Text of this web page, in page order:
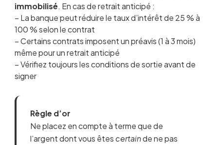
immobilisé. En cas de retrait anticipé :
– La banque peut réduire le taux d’intérêt de 25 % à
100 % selon le contrat
– Certains contrats imposent un préavis (1 à 3 mois)
même pour un retrait anticipé
– Vérifiez toujours les conditions de sortie avant de
signer
Règle d’or
Ne placez en compte à terme que de
l’argent dont vous êtes certainde ne pas